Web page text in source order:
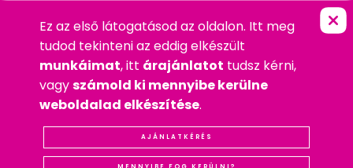
APP ANITA »
WEBDESIGN
2010. JÚLIUS 30. PÉNTEK
WEBDESIGN
#REFERENCIA
#SOPRON
KAPCSOLÓDÓBEJEGYZÉSEK
Ez az első látogatásod az oldalon. Itt meg
tudod tekinteni az eddig elkészült
munkáimat, itt árajánlatot tudsz kérni,
vagyszámold ki mennyibe kerülne
weboldalad elkészítése.
AJÁNLATKÉRÉS